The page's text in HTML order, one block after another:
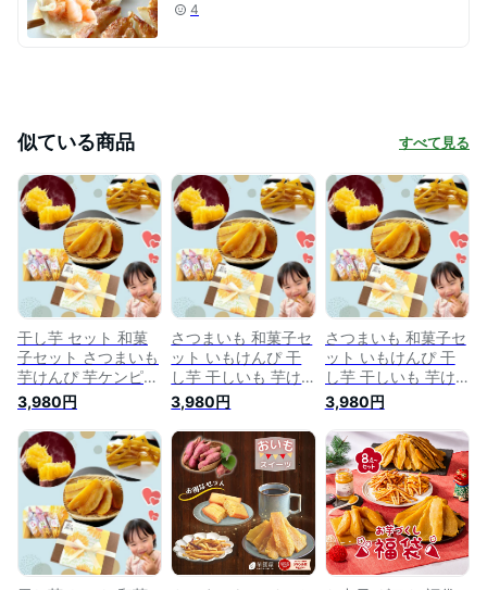
4
似ている商品 すべて見る
干し芋 セット 和菓
子セット さつまいも
芋けんぴ 芋ケンピ
イモけんぴ いもけん
ぴ 干しいも 冷凍焼
き芋 冷凍焼きいも
いもスイーツ プレゼ
ント さつまいもスイ
ーツ 食べ物 詰め合
わせ ギフト 和菓子
和スイーツ お菓子
絶品 高級 お取り寄
せ 送料無料 gift-k-
3,980円
さつまいも 和菓子セ
ット いもけんぴ 干
し芋 干しいも 芋け
んぴ さつまいもスイ
ーツ さつま芋 食べ
物 食品 和菓子 和ス
イーツ いも スイー
ツ お菓子 絶品 高級
お取り寄せ 男性 女
性 誕生日 健康 詰め
合わせ ギフト さつ
まいものお菓子 gift-
k
3,980円
さつまいも 和菓子セ
ット いもけんぴ 干
し芋 干しいも 芋け
んぴ さつまいもスイ
ーツ さつま芋 いも
ギフト プレゼント
スイーツ 絶品 高級
お取り寄せ お菓子
女性 男性 誕生日 健
康 詰め合わせ 和菓
子 詰合せ 快気祝い
和スイーツ gift-k
3,980円